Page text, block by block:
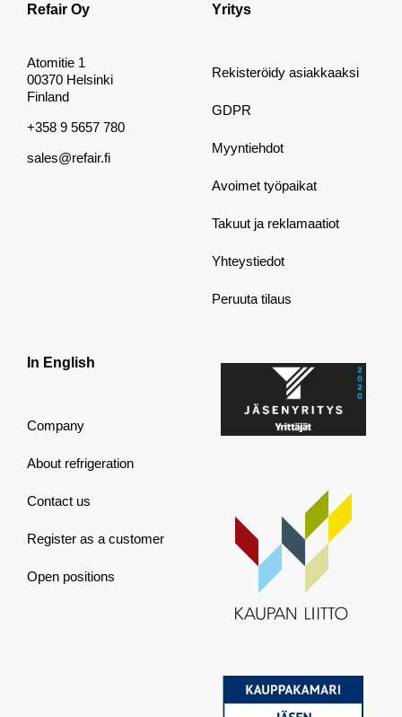
Refair Oy
Atomitie 1
00370 Helsinki
Finland
+358 9 5657 780
sales@refair.fi
Yritys
Rekisteröidy asiakkaaksi
GDPR
Myyntiehdot
Avoimet työpaikat
Takuut ja reklamaatiot
Yhteystiedot
Peruuta tilaus
In English
Company
About refrigeration
Contact us
Register as a customer
Open positions